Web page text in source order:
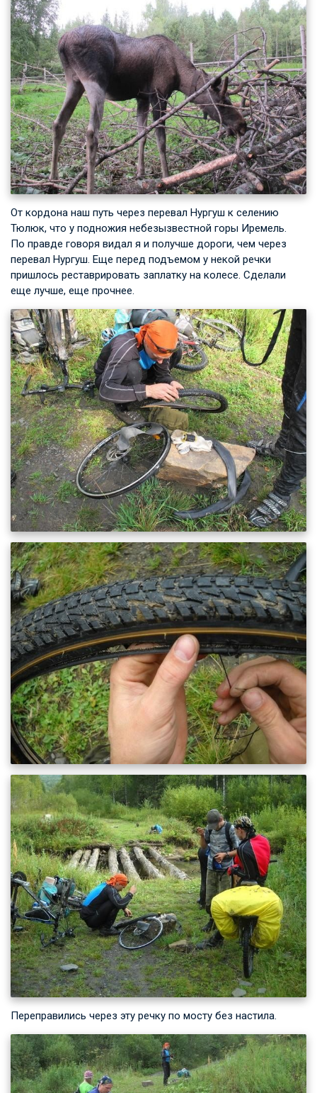
От кордона наш путь через перевал Нургуш к селению
Тюлюк, что у подножия небезызвестной горы Иремель.
По правде говоря видал я и получше дороги, чем через
перевал Нургуш. Еще перед подъемом у некой речки
пришлось реставрировать заплатку на колесе. Сделали
еще лучше, еще прочнее.
Переправились через эту речку по мосту без настила.